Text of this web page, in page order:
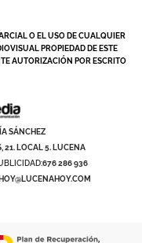
O EL USO DE CUALQUIER
PROPIEDAD DE ESTE
AUTORIZACIÓN POR ESCRITO
SÁNCHEZ
21. LOCAL 5. LUCENA
676 286 936